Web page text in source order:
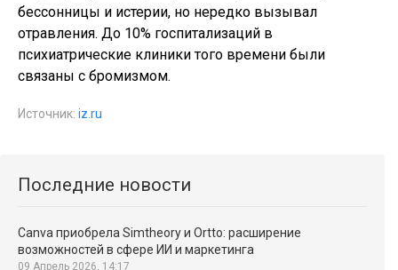
бессонницы и истерии, но нередко вызывал
отравления. До 10% госпитализаций в
психиатрические клиники того времени были
связаны с бромизмом.
Источник: iz.ru
Последние новости
Canva приобрела Simtheory и Ortto: расширение
возможностей в сфере ИИ и маркетинга
09 Апрель 2026, 14:17